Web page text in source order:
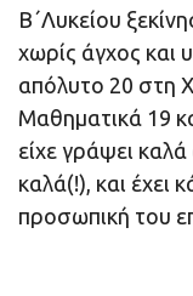
Β΄Λυκείου
χωρίς άγχος και
απόλυτο 20 στη
Μαθηματικά 19
είχε γράψει
καλά(!), και έχει
προσωπική του